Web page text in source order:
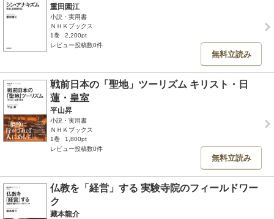
重田園江
小説・実用書
ＮＨＫブックス
1巻
2,200pt
レビュー投稿数0件
無料立読み
戦前日本の「聖地」ツーリズム キリスト・日
蓮・皇室
平山昇
小説・実用書
ＮＨＫブックス
1巻
1,800pt
レビュー投稿数0件
無料立読み
仏教を「経営」する 実験寺院のフィールドワー
ク
藏本龍介